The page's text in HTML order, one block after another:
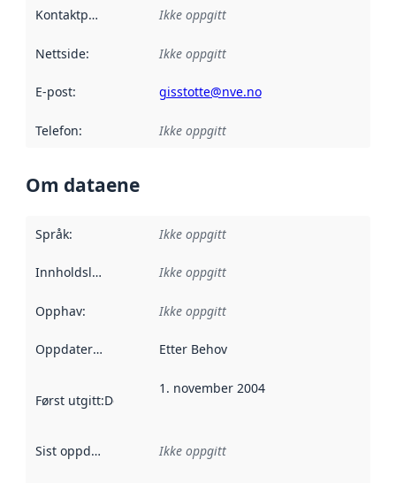
Kontaktpunkt Ikke oppgitt
Nettside: Ikke oppgitt
E-post: gisstotte@nve.no
Telefon: Ikke oppgitt
Om dataene
Språk: Ikke oppgitt
Innholdsleverandører :
Ikke oppgitt
Opphav: Ikke oppgitt
Oppdateringsfrekvens :
Etter Behov
Først utgitt:Denne datoen sier når dataene i dette
1. november 2004
Sist oppdatert Ikke oppgitt